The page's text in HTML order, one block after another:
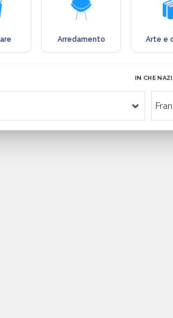
Arredamento Arte e
IN CHE